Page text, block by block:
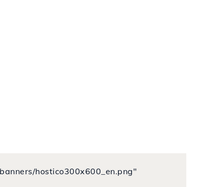
hostico300x600_en.png"